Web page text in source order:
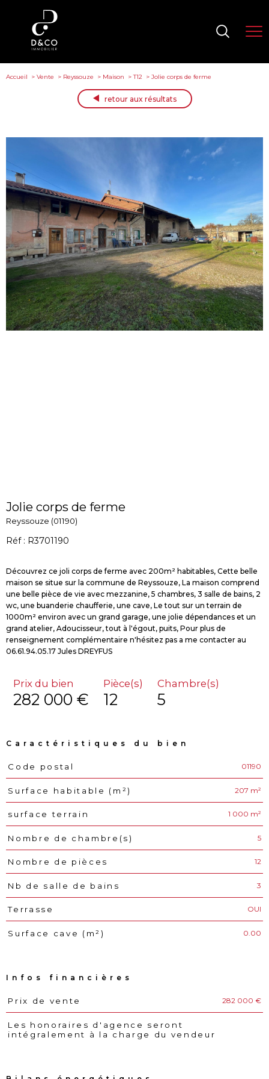
Accueil Vente Reyssouze Maison T12 Jolie corps de ferme
retour aux résultats
Jolie corps de ferme
Reyssouze (01190)
Réf : R3701190
Découvrez ce joli corps de ferme avec 200m² habitables, Cette belle
maison se situe sur la commune de Reyssouze, La maison comprend
une belle pièce de vie avec mezzanine, 5 chambres, 3 salle de bains, 2
wc, une buanderie chaufferie, une cave, Le tout sur un terrain de
1000m² environ avec un grand garage, une jolie dépendances et un
grand atelier, Adoucisseur, tout à l'égout, puits, Pour plus de
renseignement complémentaire n'hésitez pas a me contacter au
Prix du bien
282 000 €
Pièce(s)
12
Chambre(s)
5
Caractéristiques du bien
Caractéristiques
Code postal 01190
Surface habitable (m²) 207 m²
surface terrain 1 000 m²
Nombre de chambre(s) 5
Nombre de pièces 12
Nb de salle de bains 3
Terrasse OUI
Surface cave (m²) 0.00
Infos financières
Caractéristiques Valeurs
Prix de vente 282 000 €
Les honoraires d'agence seront
intégralement à la charge du vendeur